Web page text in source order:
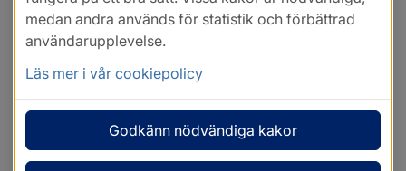
medan andra används för statistik och förbättrad
användarupplevelse.
Läs mer i vår cookiepolicy
Godkänn nödvändiga kakor